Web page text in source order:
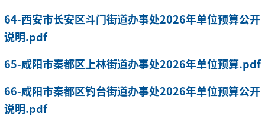
64-西安市长安区斗门街道办事处2026年单位预算公开
说明.pdf
65-咸阳市秦都区上林街道办事处2026年单位预算.pdf
66-咸阳市秦都区钓台街道办事处2026年单位预算公开
说明.pdf